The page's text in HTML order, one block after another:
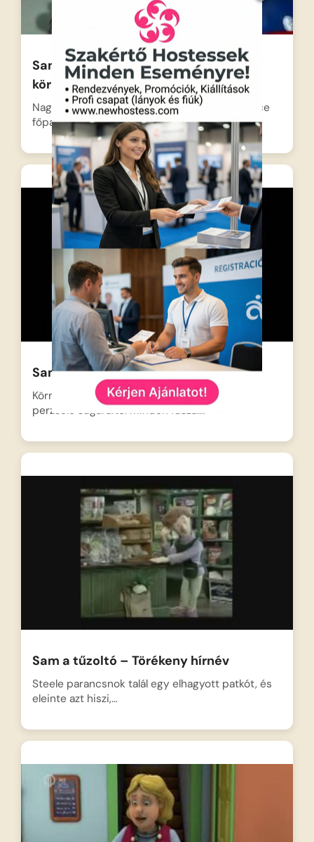
Sam a tűzoltó – Tűzvész
körmöspálcáson
Nagy a riadalom Körmöspálcáson, amikor Boyce
főparancsnok azzal fenyegetőzik, hogy…
Sam a tűzoltó – Erdőtűz
Körmöspálcáson hatalmas a hőség, a nap
perzselő sugaraitól minden fűszál…
Sam a tűzoltó – Törékeny hírnév
Steele parancsnok talál egy elhagyott patkót, és
eleinte azt hiszi,…